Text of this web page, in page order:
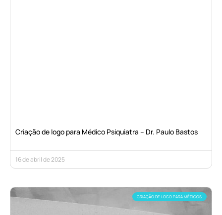
Criação de logo para Médico Psiquiatra – Dr. Paulo Bastos
16 de abril de 2025
CRIAÇÃO DE LOGO PARA MÉDICOS